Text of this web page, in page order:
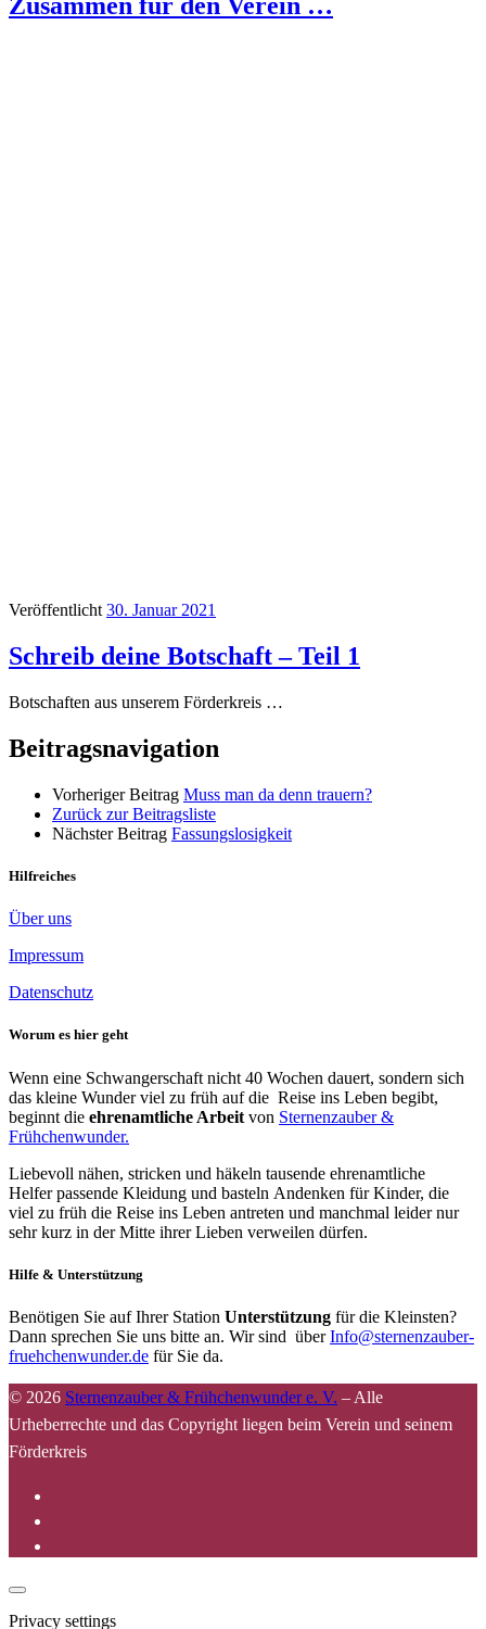
Zusammen für den Verein …
Veröffentlicht 30. Januar 2021
Schreib deine Botschaft – Teil 1
Botschaften aus unserem Förderkreis …
Beitragsnavigation
Vorheriger Beitrag Muss man da denn trauern?
Zurück zur Beitragsliste
Nächster Beitrag Fassungslosigkeit
Hilfreiches
Über uns
Impressum
Datenschutz
Worum es hier geht
Wenn eine Schwangerschaft nicht 40 Wochen dauert, sondern sich
das kleine Wunder viel zu früh auf die Reise ins Leben begibt,
beginnt die ehrenamtliche Arbeit von Sternenzauber &
Frühchenwunder.
Liebevoll nähen, stricken und häkeln tausende ehrenamtliche
Helfer passende Kleidung und basteln Andenken für Kinder, die
viel zu früh die Reise ins Leben antreten und manchmal leider nur
sehr kurz in der Mitte ihrer Lieben verweilen dürfen.
Hilfe & Unterstützung
Benötigen Sie auf Ihrer Station Unterstützung für die Kleinsten?
Dann sprechen Sie uns bitte an. Wir sind überInfo@sternenzauber-
fruehchenwunder.de für Sie da.
© 2026 Sternenzauber & Frühchenwunder e. V. – Alle
Urheberrechte und das Copyright liegen beim Verein und seinem
Förderkreis
Privacy settings